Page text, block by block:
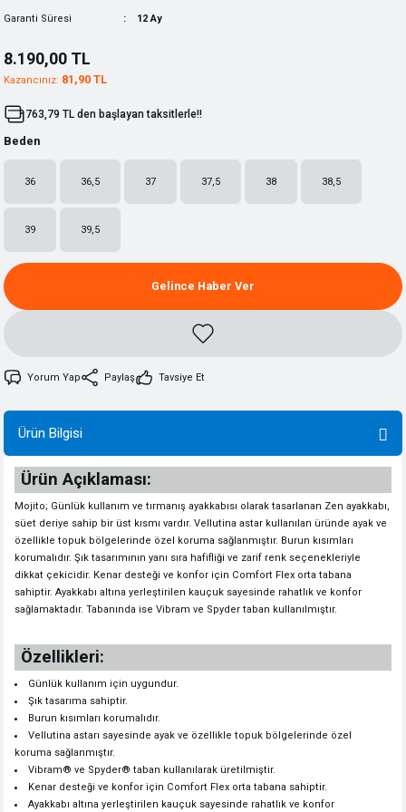
Garanti Süresi 12 Ay
8.190,00 TL
Kazancınız: 81,90 TL
763,79 TL den başlayan taksitlerle!!
Beden
36 36,5 37 37,5 38 38,5
39 39,5
Gelince Haber Ver
Yorum Yap Paylaş Tavsiye Et
Ürün Bilgisi
Ürün Açıklaması:
Mojito; Günlük kullanım ve tırmanış ayakkabısı olarak tasarlanan Zen ayakkabı,
süet deriye sahip bir üst kısmı vardır. Vellutina astar kullanılan üründe ayak ve
özellikle topuk bölgelerinde özel koruma sağlanmıştır. Burun kısımları
korumalıdır. Şık tasarımının yanı sıra hafifliği ve zarif renk seçenekleriyle
dikkat çekicidir. Kenar desteği ve konfor için Comfort Flex orta tabana
sahiptir. Ayakkabı altına yerleştirilen kauçuk sayesinde rahatlık ve konfor
sağlamaktadır. Tabanında ise Vibram ve Spyder taban kullanılmıştır.
Özellikleri:
Günlük kullanım için uygundur.
Şık tasarıma sahiptir.
Burun kısımları korumalıdır.
Vellutina astarı sayesinde ayak ve özellikle topuk bölgelerinde özel
koruma sağlanmıştır.
Vibram® ve Spyder® taban kullanılarak üretilmiştir.
Kenar desteği ve konfor için Comfort Flex orta tabana sahiptir.
Ayakkabı altına yerleştirilen kauçuk sayesinde rahatlık ve konfor